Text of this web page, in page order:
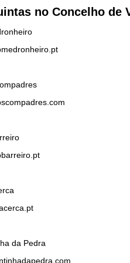
no Concelho de
da Pedra